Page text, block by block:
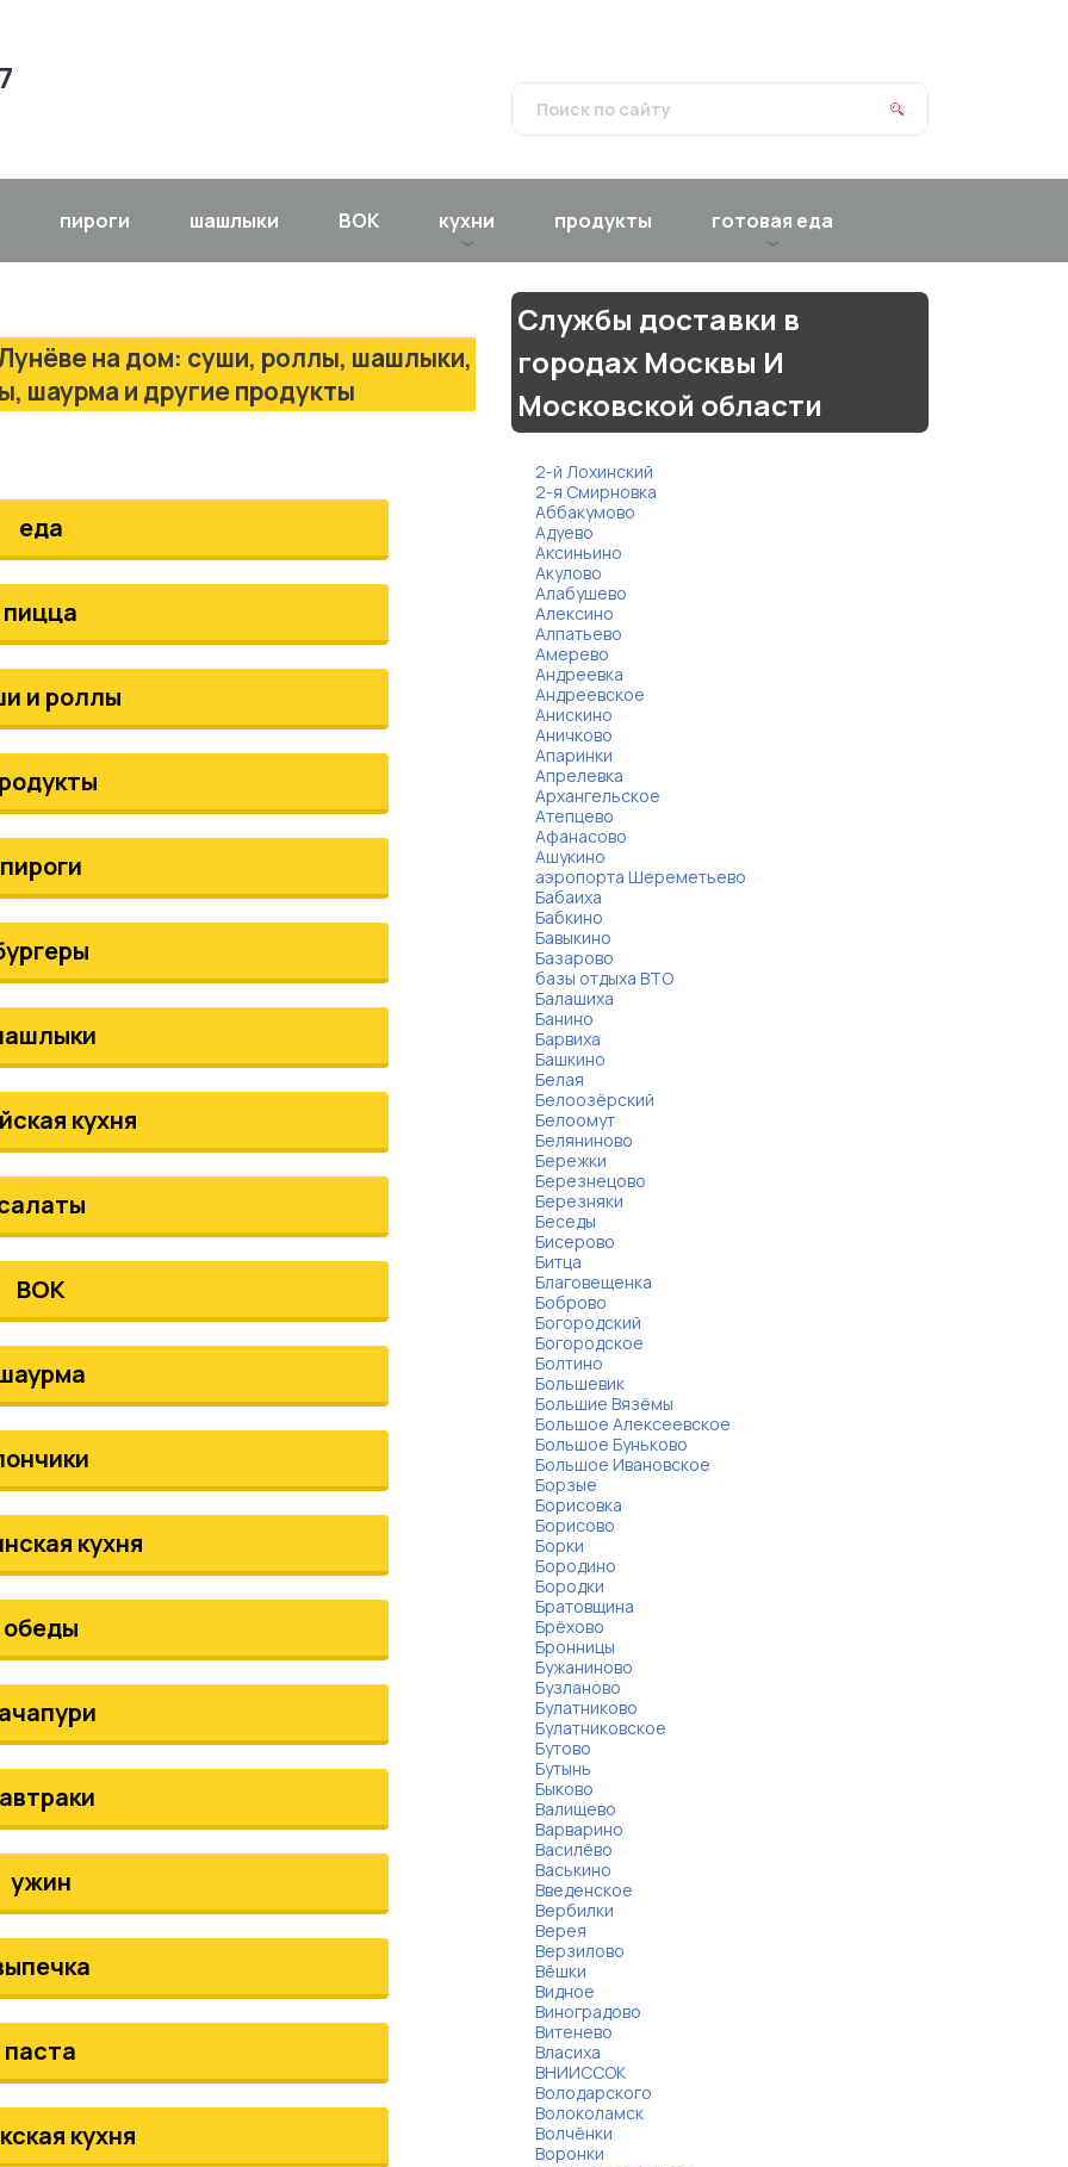
пироги шашлыки ВОК кухни продукты готовая еда
на дом: суши, роллы, шашлыки,
шаурма и другие продукты
еда
пицца
и роллы
пироги
кухня
ВОК
кухня
обеды
ужин
паста
кухня
Службы доставки в
городах Москвы И
Московской области
2-й Лохинский
2-я Смирновка
Аббакумово
Адуево
Аксиньино
Акулово
Алабушево
Алексино
Алпатьево
Амерево
Андреевка
Андреевское
Анискино
Аничково
Апаринки
Апрелевка
Архангельское
Атепцево
Афанасово
Ашукино
аэропорта Шереметьево
Бабаиха
Бабкино
Бавыкино
Базарово
базы отдыха ВТО
Балашиха
Банино
Барвиха
Башкино
Белая
Белоозёрский
Белоомут
Беляниново
Бережки
Березнецово
Березняки
Беседы
Бисерово
Битца
Благовещенка
Боброво
Богородский
Богородское
Болтино
Большевик
Большие Вязёмы
Большое Алексеевское
Большое Буньково
Большое Ивановское
Борзые
Борисовка
Борисово
Борки
Бородино
Бородки
Братовщина
Брёхово
Бронницы
Бужаниново
Бузланово
Булатниково
Булатниковское
Бутово
Бутынь
Быково
Валищево
Варварино
Василёво
Васькино
Введенское
Вербилки
Верея
Верзилово
Вёшки
Видное
Виноградово
Витенево
Власиха
ВНИИССОК
Володарского
Волоколамск
Волчёнки
Воронки